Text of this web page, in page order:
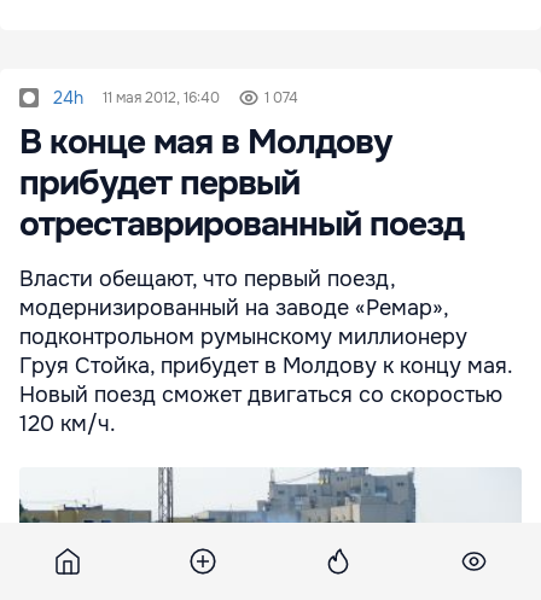
24h 11 мая 2012, 16:40 1 074
В конце мая в Молдову
прибудет первый
отреставрированный поезд
Власти обещают, что первый поезд,
модернизированный на заводе «Ремар»,
подконтрольном румынскому миллионеру
Груя Стойка, прибудет в Молдову к концу мая.
Новый поезд сможет двигаться со скоростью
120 км/ч.